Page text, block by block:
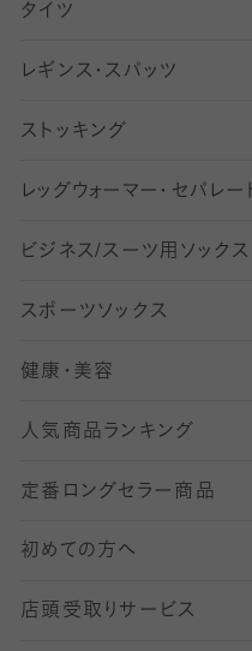
無地・プレーンソックス
柄ソックス・靴下
スニーカー（くるぶし）
アンクル・ショートソッ
クルーソックス（ふくら
ハイソックス
オーバーニー・ニーハ
フットカバー・カバーソ
フットカバー・カバーソ
タイツ
30デニール以下のタイ
31〜40デニールタイツ
41〜60デニールタイ
61〜80デニールタイツ
81 〜110デニールタイ
111〜210デニールタ
211デニールタイツ以
レギンス・スパッツ
柄レギンス
無地レギンス
レギンスパンツ（レギパ
マタニティレギンス
5 分丈
6 分丈レギンス
7 分丈 レギンス
8 分丈 レギンス
10分丈 レギンス
ストッキング
伝線しにくいストッキ
ショートストッキング
結婚式用ストッキング
美脚ストッキング
オールスルーストッキ
レッ グ ウォー マー ・ セパレー
ビジネス/スーツ用 ソック
匠シリーズ
フレッシャーズ向けソッ
冠婚葬祭向けソックス
スーツカジュアルソック
ロングホーズ
スポーツソックス
ランニングソックス・靴
ゴルフソックス・靴下
サッカー・フットサル用
ヨガソックス・靴下
スポーツ用レッグウォ
健康・美容
インナーソックス
加圧・着圧ソックス
冷えとり靴下
着圧・加圧タイツ
人気商品ランキング
定番ロングセラー商品
初めての方へ
店頭受取りサービス